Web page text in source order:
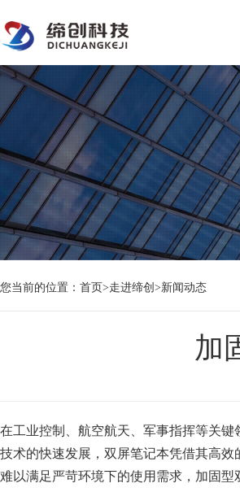
您当前的位置： 首页>走进缔创>新闻动态
加
在工业控制、航空航天、军事指挥等关
技术的快速发展，双屏笔记本凭借其高
难以满足严苛环境下的使用需求，加固